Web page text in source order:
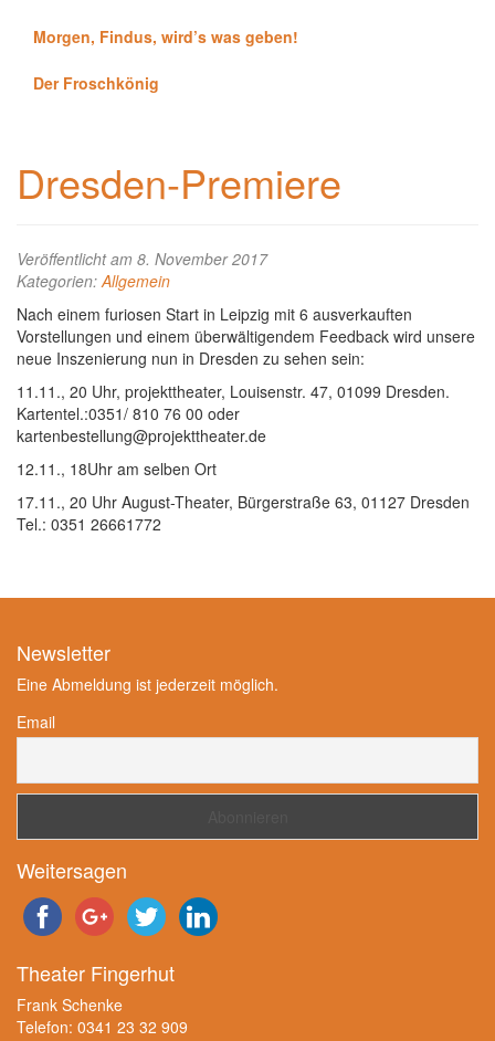
Morgen, Findus, wird’s was geben!
Der Froschkönig
Dresden-Premiere
Veröffentlicht am 8. November 2017
Kategorien:Allgemein
Nach einem furiosen Start in Leipzig mit 6 ausverkauften
Vorstellungen und einem überwältigendem Feedback wird unsere
neue Inszenierung nun in Dresden zu sehen sein:
11.11., 20 Uhr, projekttheater, Louisenstr. 47, 01099 Dresden.
Kartentel.:0351/ 810 76 00 oder
kartenbestellung@projekttheater.de
12.11., 18Uhr am selben Ort
17.11., 20 Uhr August-Theater, Bürgerstraße 63, 01127 Dresden
Tel.: 0351 26661772
Newsletter
Eine Abmeldung ist jederzeit möglich.
Email
Weitersagen
Theater Fingerhut
Frank Schenke
Telefon: 0341 23 32 909